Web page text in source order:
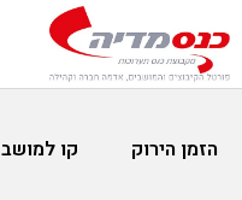
הזמן הירוק קו למושב